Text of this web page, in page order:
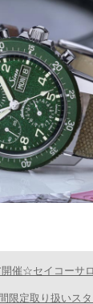
催☆セイコーサ
限定取り扱いス